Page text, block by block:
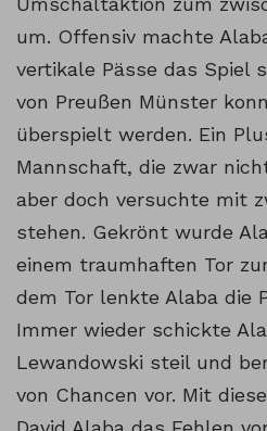
um. Offensiv machte
vertikale Pässe das Spiel
von Preußen Münster
überspielt werden. Ein
Mannschaft, die zwar
aber doch versuchte mit
stehen. Gekrönt wurde
einem traumhaften Tor
dem Tor lenkte Alaba die
Immer wieder schickte
Lewandowski steil und
von Chancen vor. Mit